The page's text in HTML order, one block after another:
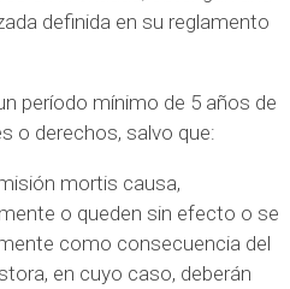
definida en su reglamento
período mínimo de 5 años de
o derechos, salvo que:
mortis causa,
o queden sin efecto o se
como consecuencia del
en cuyo caso, deberán